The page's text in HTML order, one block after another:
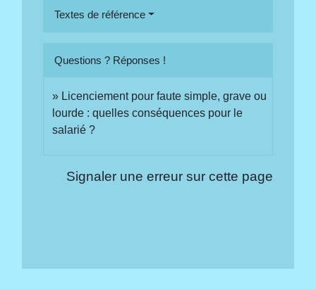
Textes de référence
Questions ? Réponses !
Licenciement pour faute simple, grave ou
lourde : quelles conséquences pour le
salarié ?
Signaler une erreur sur cette page